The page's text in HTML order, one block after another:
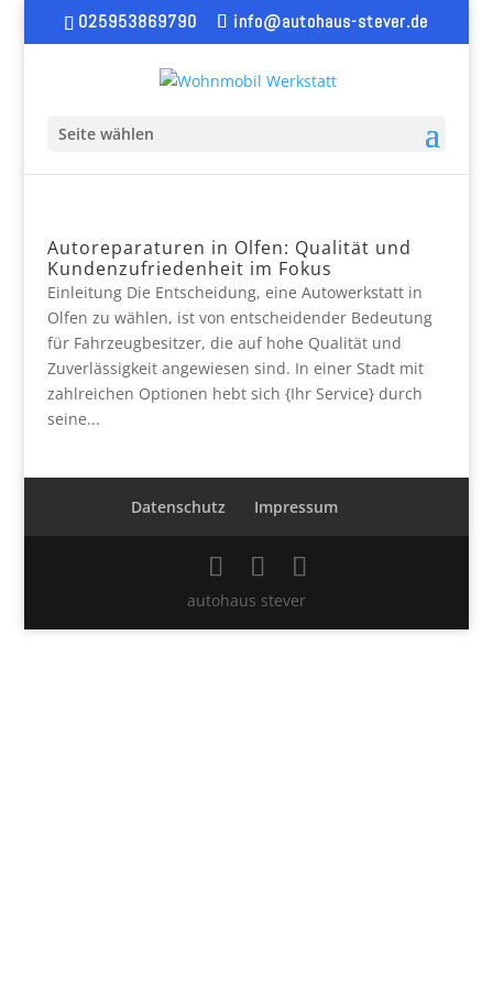
025953869790 info@autohaus-stever.de
Seite wählen
Autoreparaturen in Olfen: Qualität und
Kundenzufriedenheit im Fokus
Einleitung Die Entscheidung, eine Autowerkstatt in
Olfen zu wählen, ist von entscheidender Bedeutung
für Fahrzeugbesitzer, die auf hohe Qualität und
Zuverlässigkeit angewiesen sind. In einer Stadt mit
zahlreichen Optionen hebt sich {Ihr Service} durch
seine...
Datenschutz Impressum
autohaus stever